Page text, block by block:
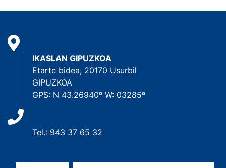
IKASLAN GIPUZKOA
Etarte bidea, 20170 Usurbil
GIPUZKOA
GPS: N 43.26940º W: 03285º
Tel.: 943 37 65 32